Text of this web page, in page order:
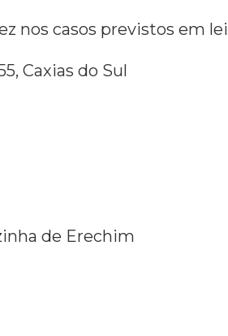
nos casos previstos em lei
Caxias do Sul
de Erechim